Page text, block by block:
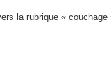
la rubrique « couchage